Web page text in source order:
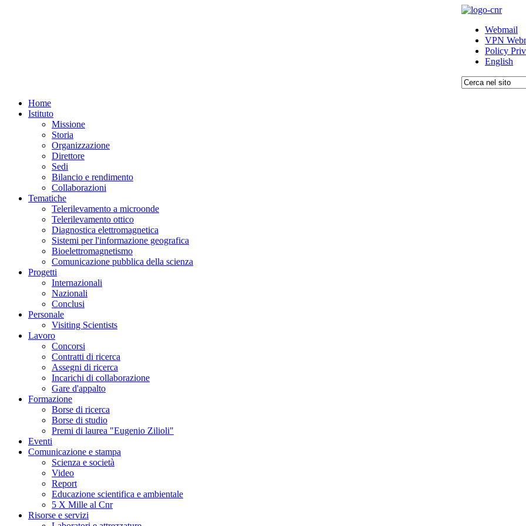
Webmail
VPN
Policy
English
Home
Istituto
Missione
Storia
Organizzazione
Direttore
Sedi
Bilancio e rendimento
Collaborazioni
Tematiche
Telerilevamento a microonde
Telerilevamento ottico
Diagnostica elettromagnetica
Sistemi per l'informazione geografica
Bioelettromagnetismo
Comunicazione pubblica della scienza
Progetti
Internazionali
Nazionali
Conclusi
Personale
Visiting Scientists
Lavoro
Concorsi
Contratti di ricerca
Assegni di ricerca
Incarichi di collaborazione
Gare d'appalto
Formazione
Borse di ricerca
Borse di studio
Premi di laurea "Eugenio Zilioli"
Eventi
Comunicazione e stampa
Scienza e società
Video
Report
Educazione scientifica e ambientale
5 X Mille al Cnr
Risorse e servizi